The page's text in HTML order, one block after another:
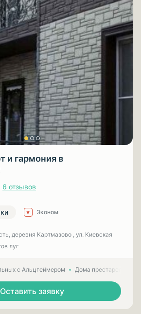
и гармония в
6 отзывов
Эконом
деревня Картмазово , ул. Киевская
луг
с Альцгеймером Дома престарелых
Оставить заявку